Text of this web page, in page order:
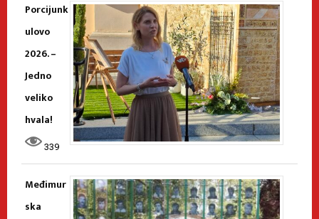
Porcijunk
ulovo
2026. –
Jedno
veliko
hvala!
339
Međimur
ska